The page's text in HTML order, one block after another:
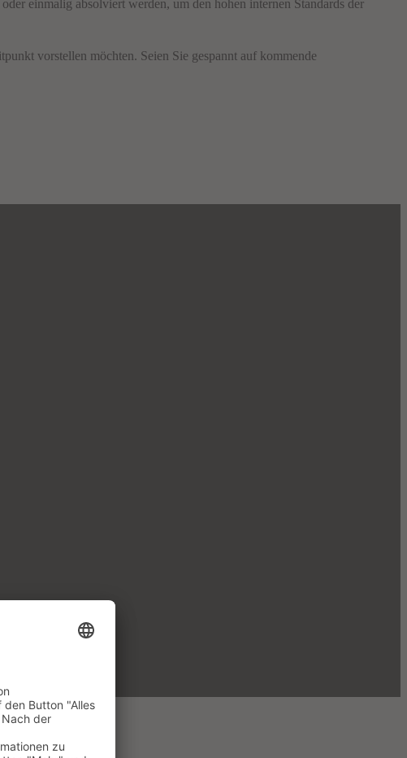
einmalig absolviert werden, um den hohen internen Standards der
vorstellen möchten. Seien Sie gespannt auf kommende